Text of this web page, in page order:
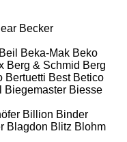
Becker
Beil Beka-Mak Beko
Berg & Schmid Berg
Bertuetti Best Betico
Biegemaster Biesse
Billion Binder
Blagdon Blitz Blohm